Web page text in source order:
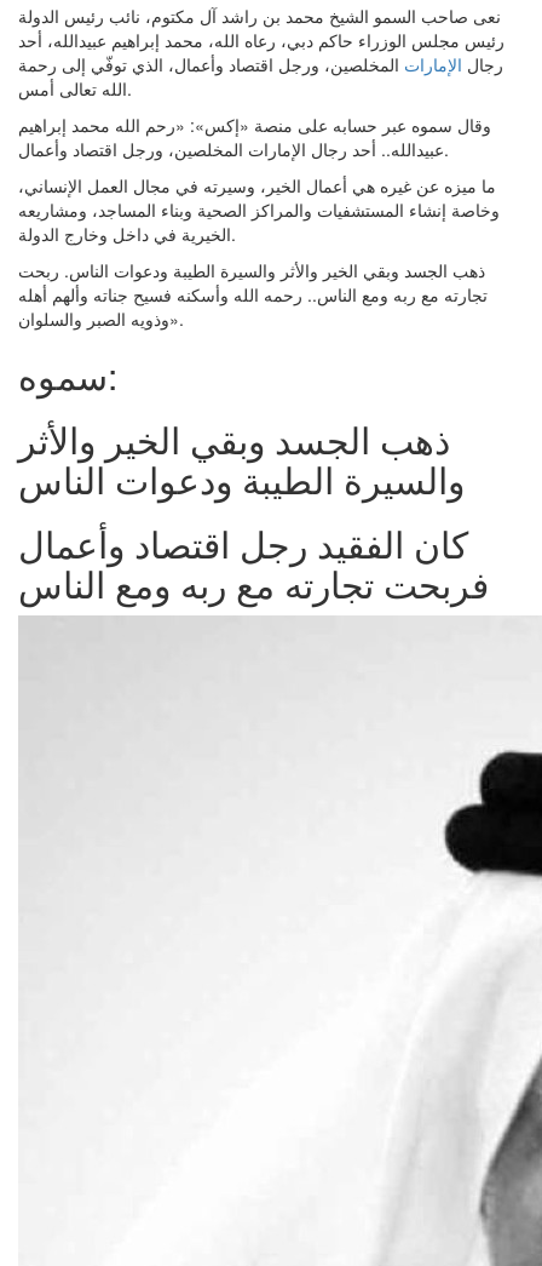
نعى صاحب السمو الشيخ محمد بن راشد آل مكتوم، نائب رئيس الدولة
رئيس مجلس الوزراء حاكم دبي، رعاه الله، محمد إبراهيم عبيدالله، أحد
رجال الإمارات المخلصين، ورجل اقتصاد وأعمال، الذي توفّي إلى رحمة
الله تعالى أمس.
وقال سموه عبر حسابه على منصة «إكس»: «رحم الله محمد إبراهيم
عبيدالله.. أحد رجال الإمارات المخلصين، ورجل اقتصاد وأعمال.
ما ميزه عن غيره هي أعمال الخير، وسيرته في مجال العمل الإنساني،
وخاصة إنشاء المستشفيات والمراكز الصحية وبناء المساجد، ومشاريعه
الخيرية في داخل وخارج الدولة.
ذهب الجسد وبقي الخير والأثر والسيرة الطيبة ودعوات الناس. ربحت
تجارته مع ربه ومع الناس.. رحمه الله وأسكنه فسيح جناته وألهم أهله
وذويه الصبر والسلوان».
سموه:
ذهب الجسد وبقي الخير والأثر
والسيرة الطيبة ودعوات الناس
كان الفقيد رجل اقتصاد وأعمال
فربحت تجارته مع ربه ومع الناس